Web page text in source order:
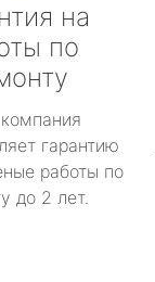
на
по
гарантию
работы по
до 2 лет.